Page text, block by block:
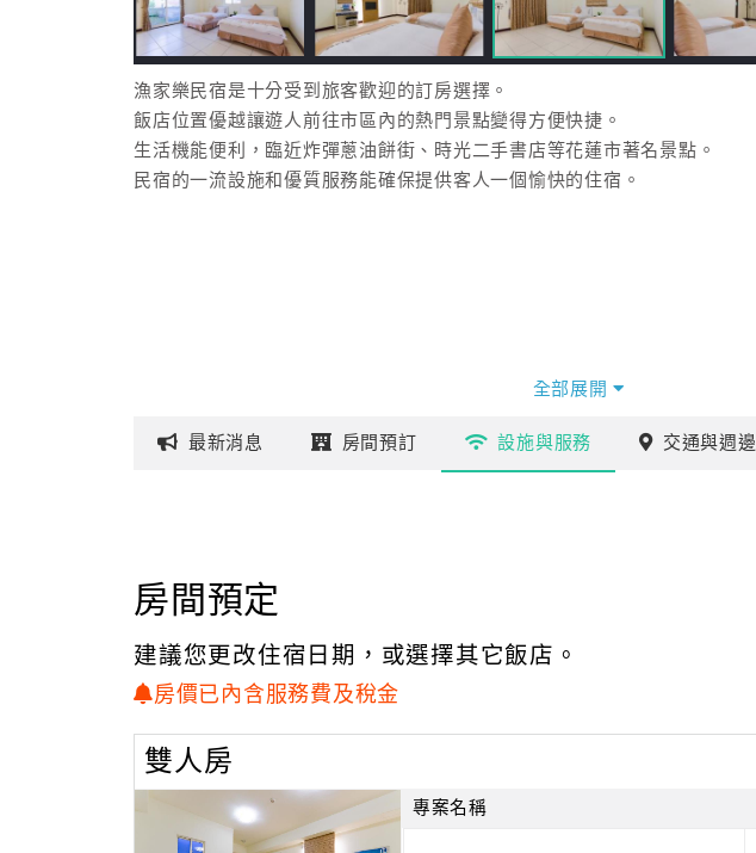
漁家樂民宿是十分受到旅客歡迎的訂房選擇。
飯店位置優越讓遊人前往市區內的熱門景點變得方便快捷。
生活機能便利，臨近炸彈蔥油餅街、時光二手書店等花蓮市著名景點。
民宿的一流設施和優質服務能確保提供客人一個愉快的住宿。
全部展開
最新消息 房間預訂 設施與服務 交通與週邊
房間預定
建議您更改住宿日期，或選擇其它飯店。
房價已內含服務費及稅金
雙人房
專案名稱